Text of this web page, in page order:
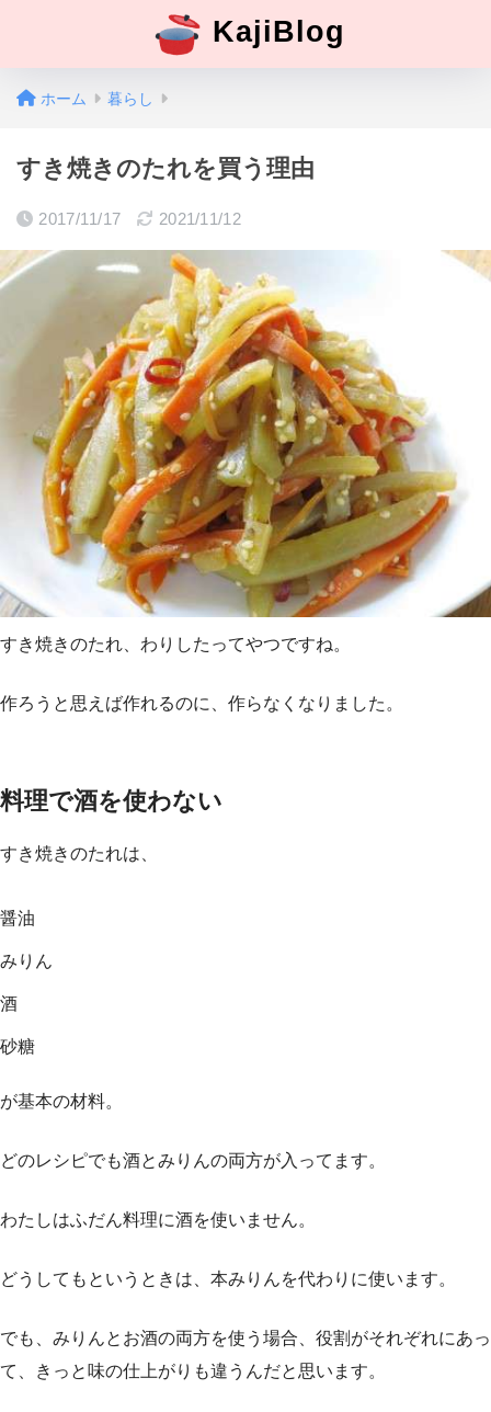
KajiBlog
ホーム 暮らし
すき焼きのたれを買う理由
2017/11/17 2021/11/12
すき焼きのたれ、わりしたってやつですね。
作ろうと思えば作れるのに、作らなくなりました。
料理で酒を使わない
すき焼きのたれは、
醤油
みりん
酒
砂糖
が基本の材料。
どのレシピでも酒とみりんの両方が入ってます。
わたしはふだん料理に酒を使いません。
どうしてもというときは、本みりんを代わりに使います。
でも、みりんとお酒の両方を使う場合、役割がそれぞれにあっ
て、きっと味の仕上がりも違うんだと思います。